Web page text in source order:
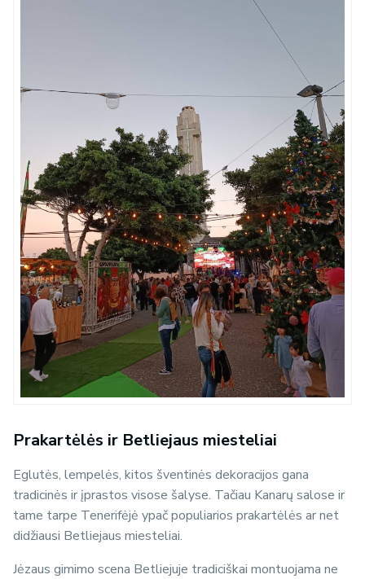
Prakartėlės ir Betliejaus miesteliai
Eglutės, lempelės, kitos šventinės dekoracijos gana
tradicinės ir įprastos visose šalyse. Tačiau Kanarų salose ir
tame tarpe Tenerifėjė ypač populiarios prakartėlės ar net
didžiausi Betliejaus miesteliai.
Jėzaus gimimo scena Betliejuje tradiciškai montuojama ne